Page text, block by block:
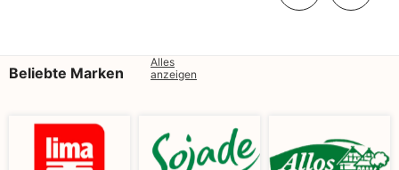
Beliebte Marken
Alles
anzeigen